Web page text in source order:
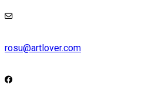
rosu@artlover.com